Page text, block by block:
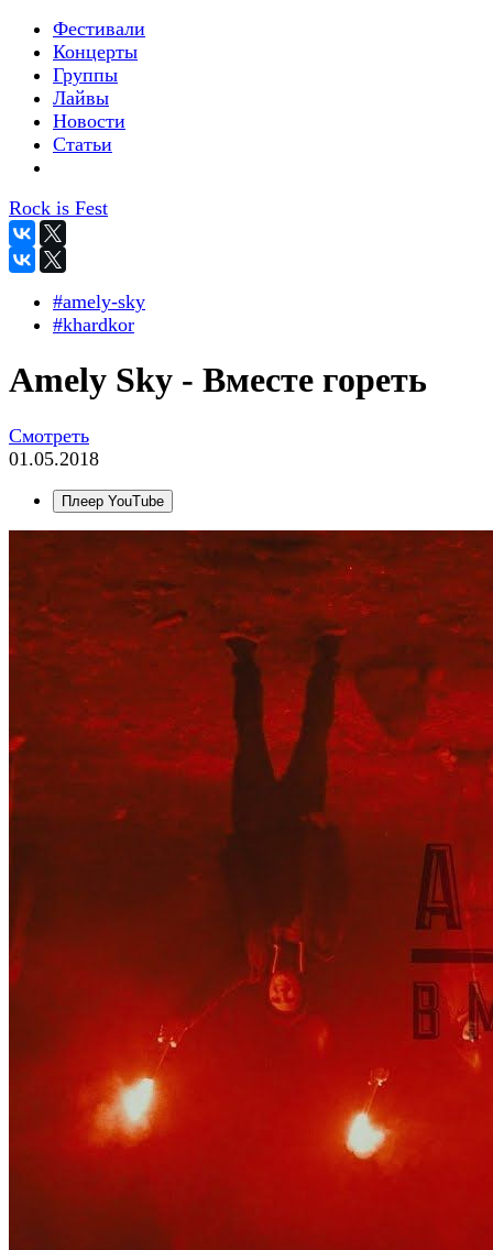
Фестивали
Концерты
Группы
Лайвы
Новости
Статьи
Rock is Fest
#amely-sky
#khardkor
Amely Sky - Вместе гореть
Смотреть
01.05.2018
Плеер YouTube